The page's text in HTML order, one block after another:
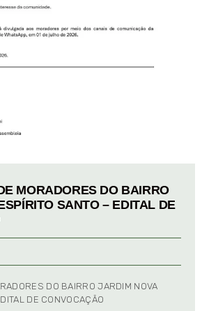
MORADORES DO BAIRRO
SANTO – EDITAL DE
DO BAIRRO JARDIM NOVA
DE CONVOCAÇÃO